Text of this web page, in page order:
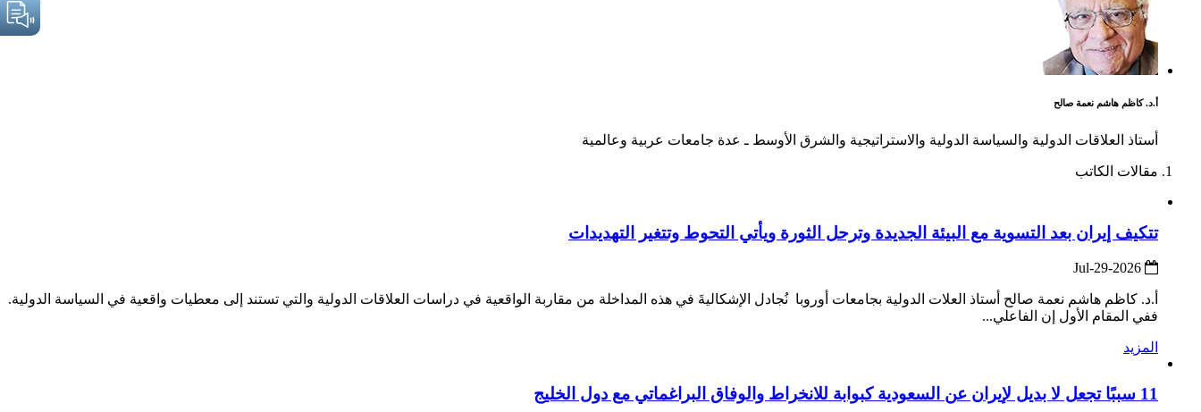
أ.د. كاظم هاشم نعمة صالح
أستاذ العلاقات الدولية والسياسة الدولية والاستراتيجية والشرق الأوسط ـ عدة جامعات عربية وعالمية
مقالات الكاتب
تتكيف إيران بعد التسوية مع البيئة الجديدة وترحل الثورة ويأتي التحوط وتتغير التهديدات
أ.د. كاظم هاشم نعمة صالح أستاذ العلات الدولية بجامعات أوروبا نُجادل الإشكاليةَ في هذه المداخلة من مقاربة الواقعية في دراسات العلاقات الدولية والتي تستند إلى معطيات واقعية في السياسة الدولية.
ففي المقام الأول إن الفاعلي...
المزيد
11 سببًا تجعل لا بديل لإيران عن السعودية كبوابة للانخراط والوفاق البراغماتي مع دول الخليج